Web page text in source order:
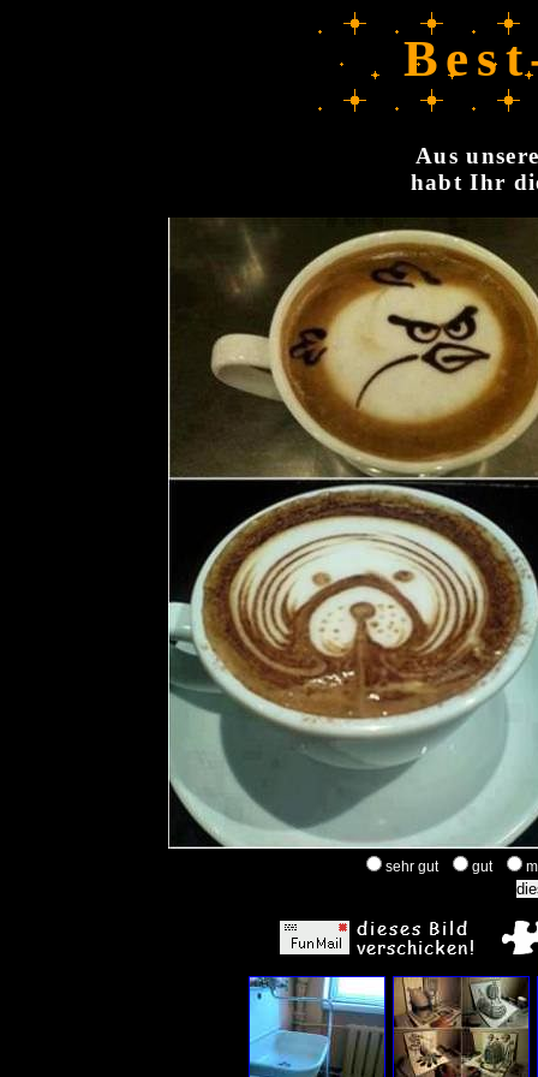
Aus
habt Ihr
sehr gut gut